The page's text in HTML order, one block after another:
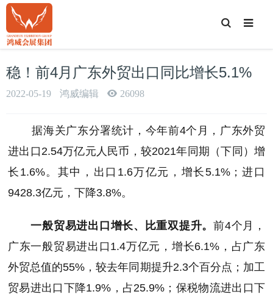
T
o
g
S
e
稳！前4月广东外贸出口同比增长5.1%
2022-05-19 鸿威编辑 26098
据海关广东分署统计，今年前4个月，广东外贸
进出口2.54万亿元人民币，较2021年同期（下同）增
长1.6%。其中，出口1.6万亿元，增长5.1%；进口
9428.3亿元，下降3.8%。
一般贸易进出口增长、比重双提升。前4个月，
广东一般贸易进出口1.4万亿元，增长6.1%，占广东
外贸总值的55%，较去年同期提升2.3个百分点；加工
贸易进出口下降1.9%，占25.9%；保税物流进出口下